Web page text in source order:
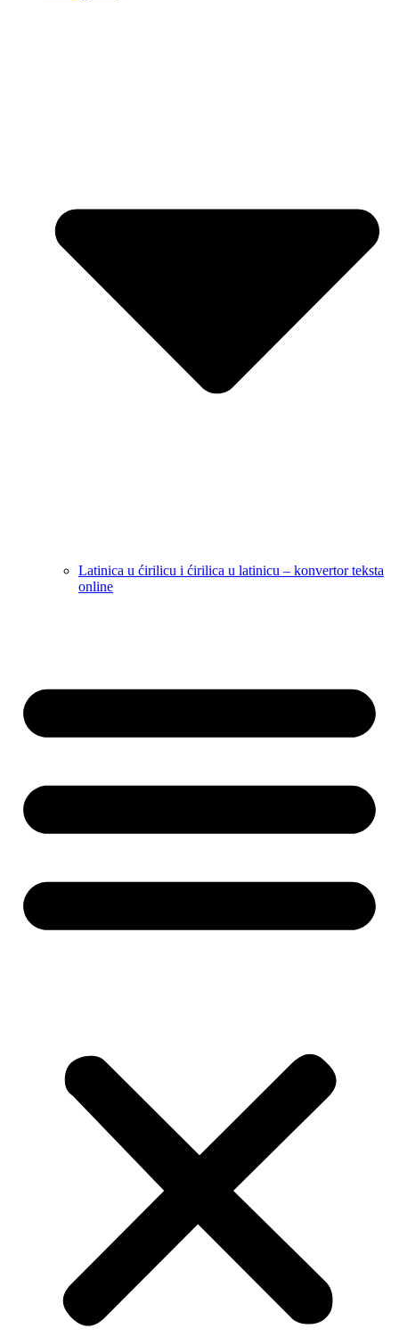
Latinica u ćirilicu i ćirilica u latinicu – konvertor teksta
online